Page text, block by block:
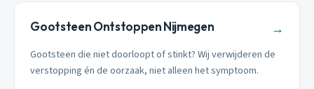
Gootsteen Ontstoppen Nijmegen →
Gootsteen die niet doorloopt of stinkt? Wij verwijderen de
verstopping én de oorzaak, niet alleen het symptoom.